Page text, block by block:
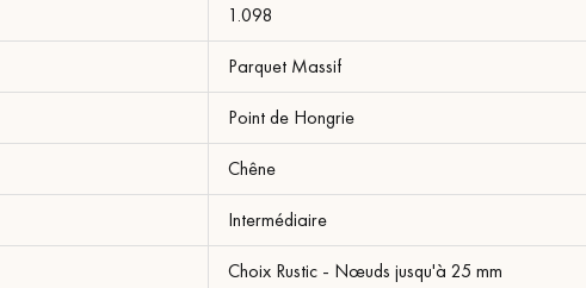
1.098
Parquet Massif
Point de Hongrie
Chêne
Intermédiaire
Choix Rustic - Nœuds jusqu'à 25 mm